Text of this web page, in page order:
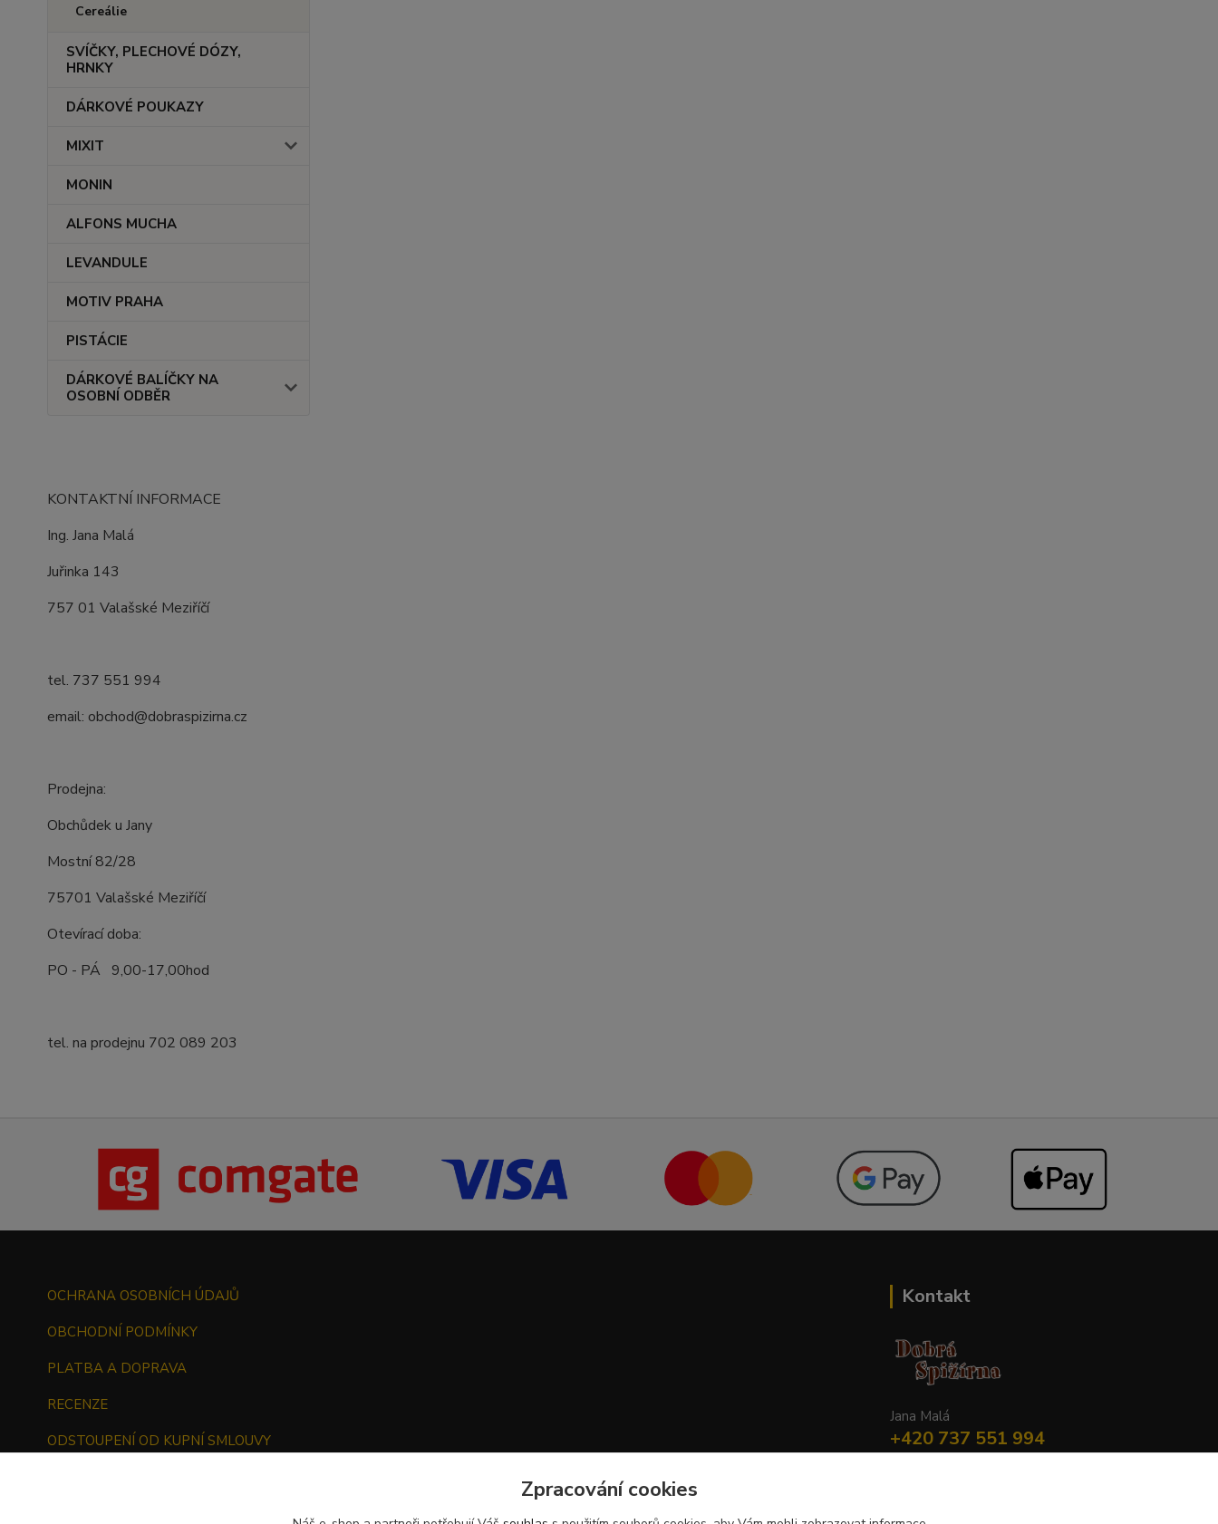
Cereálie
SVÍČKY, PLECHOVÉ DÓZY,
HRNKY
DÁRKOVÉ POUKAZY
MIXIT
MONIN
ALFONS MUCHA
LEVANDULE
MOTIV PRAHA
PISTÁCIE
DÁRKOVÉ BALÍČKY NA
OSOBNÍ ODBĚR
KONTAKTNÍ INFORMACE
Ing. Jana Malá
Juřinka 143
757 01 Valašské Meziříčí
tel. 737 551 994
email: obchod@dobraspizirna.cz
Prodejna:
Obchůdek u Jany
Mostní 82/28
75701 Valašské Meziříčí
Otevírací doba:
PO - PÁ 9,00-17,00hod
tel. na prodejnu 702 089 203
OCHRANA OSOBNÍCH ÚDAJŮ
OBCHODNÍ PODMÍNKY
PLATBA A DOPRAVA
RECENZE
ODSTOUPENÍ OD KUPNÍ SMLOUVY
Kontakt
Jana Malá
+420 737 551 994
Zpracování cookies